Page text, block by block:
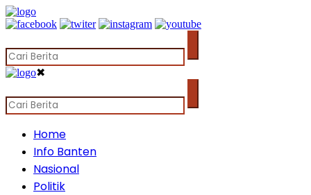
✖
Home
Info Banten
Nasional
Politik